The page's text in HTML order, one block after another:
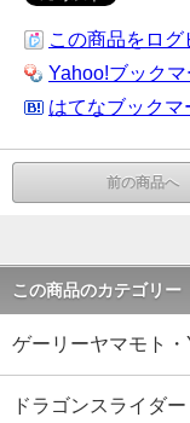
この商品をログ
Yahoo!ブック
はてなブックマ
前の商品へ
この商品のカテゴリー
ゲーリーヤマモト・
ドラゴンスライダー